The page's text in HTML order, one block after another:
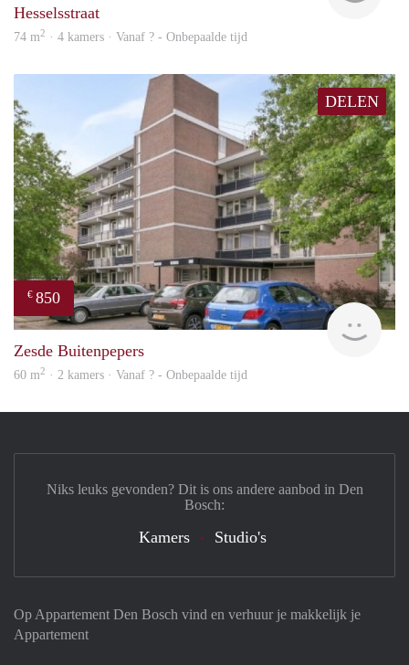
Hesselsstraat
74 m2 · 4 kamers · Vanaf ? - Onbepaalde tijd
DELEN
€ 850
Zesde Buitenpepers
60 m2 · 2 kamers · Vanaf ? - Onbepaalde tijd
Op Appartement Den Bosch vind en verhuur je makkelijk je
Appartement
Niks leuks gevonden? Dit is ons andere aanbod in Den
Bosch:
Kamers Studio's